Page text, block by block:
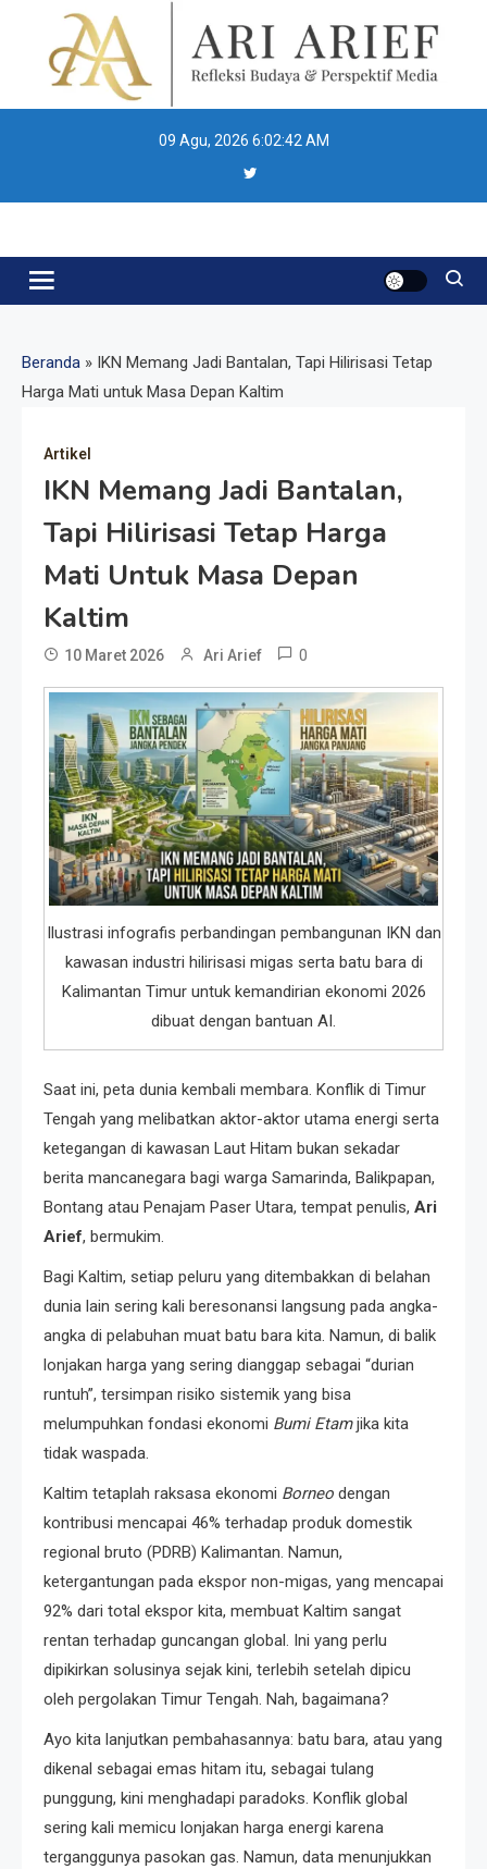
content
09 Agu, 2026 6:02:43 AM
Ari Arief
Beranda » IKN Memang Jadi Bantalan, Tapi Hilirisasi Tetap
Harga Mati untuk Masa Depan Kaltim
Artikel
IKN Memang Jadi Bantalan,
Tapi Hilirisasi Tetap Harga
Mati Untuk Masa Depan
Kaltim
10 Maret 2026 Ari Arief 0
Ilustrasi infografis perbandingan pembangunan IKN dan
kawasan industri hilirisasi migas serta batu bara di
Kalimantan Timur untuk kemandirian ekonomi 2026
dibuat dengan bantuan AI.
Saat ini, peta dunia kembali membara. Konflik di Timur
Tengah yang melibatkan aktor-aktor utama energi serta
ketegangan di kawasan Laut Hitam bukan sekadar
berita mancanegara bagi warga Samarinda, Balikpapan,
Bontang atau Penajam Paser Utara, tempat penulis, Ari
Arief, bermukim.
Bagi Kaltim, setiap peluru yang ditembakkan di belahan
dunia lain sering kali beresonansi langsung pada angka-
angka di pelabuhan muat batu bara kita. Namun, di balik
lonjakan harga yang sering dianggap sebagai “durian
runtuh”, tersimpan risiko sistemik yang bisa
melumpuhkan fondasi ekonomi Bumi Etamjika kita
tidak waspada.
Kaltim tetaplah raksasa ekonomi Borneo dengan
kontribusi mencapai 46% terhadap produk domestik
regional bruto (PDRB) Kalimantan. Namun,
ketergantungan pada ekspor non-migas, yang mencapai
92% dari total ekspor kita, membuat Kaltim sangat
rentan terhadap guncangan global. Ini yang perlu
dipikirkan solusinya sejak kini, terlebih setelah dipicu
oleh pergolakan Timur Tengah. Nah, bagaimana?
Ayo kita lanjutkan pembahasannya: batu bara, atau yang
dikenal sebagai emas hitam itu, sebagai tulang
punggung, kini menghadapi paradoks. Konflik global
sering kali memicu lonjakan harga energi karena
terganggunya pasokan gas. Namun, data menunjukkan